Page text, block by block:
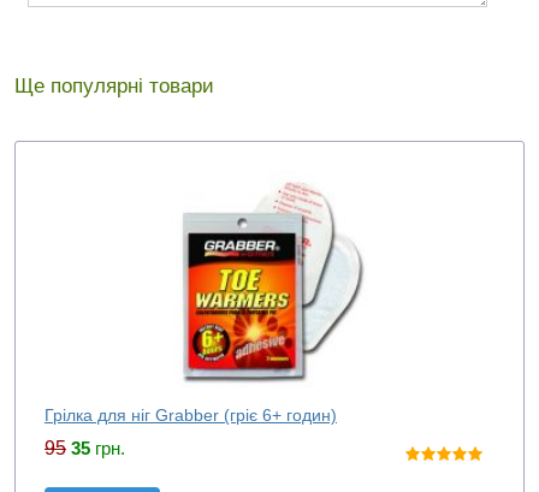
Ще популярні товари
Грілка для ніг Grabber (гріє 6+ годин)
95 35 грн.